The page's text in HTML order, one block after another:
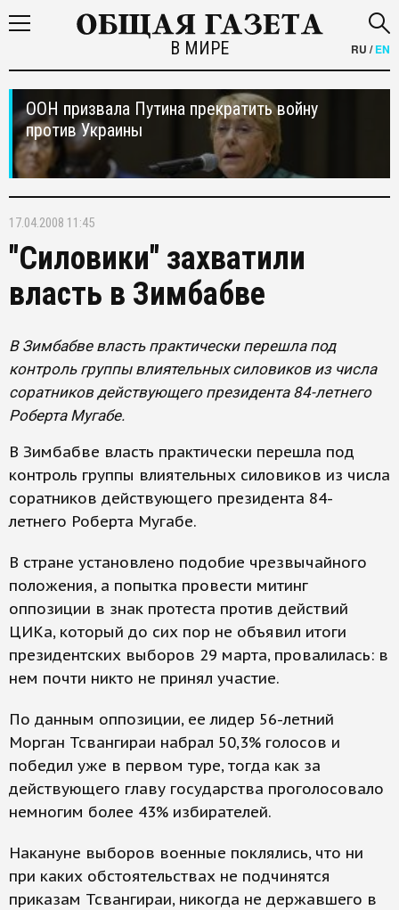
В МИРЕ RU /EN
ООН призвала Путина прекратить войну
против Украины
17.04.2008 11:45
"Силовики" захватили
власть в Зимбабве
В Зимбабве власть практически перешла под
контроль группы влиятельных силовиков из числа
соратников действующего президента 84-летнего
Роберта Мугабе.
В Зимбабве власть практически перешла под
контроль группы влиятельных силовиков из числа
соратников действующего президента 84-
летнего Роберта Мугабе.
В стране установлено подобие чрезвычайного
положения, а попытка провести митинг
оппозиции в знак протеста против действий
ЦИКа, который до сих пор не объявил итоги
президентских выборов 29 марта, провалилась: в
нем почти никто не принял участие.
По данным оппозиции, ее лидер 56-летний
Морган Тсвангираи набрал 50,3% голосов и
победил уже в первом туре, тогда как за
действующего главу государства проголосовало
немногим более 43% избирателей.
Накануне выборов военные поклялись, что ни
при каких обстоятельствах не подчинятся
приказам Тсвангираи, никогда не державшего в